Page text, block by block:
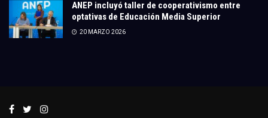
ANEP incluyó taller de cooperativismo entre
optativas de Educación Media Superior
20 MARZO 2026